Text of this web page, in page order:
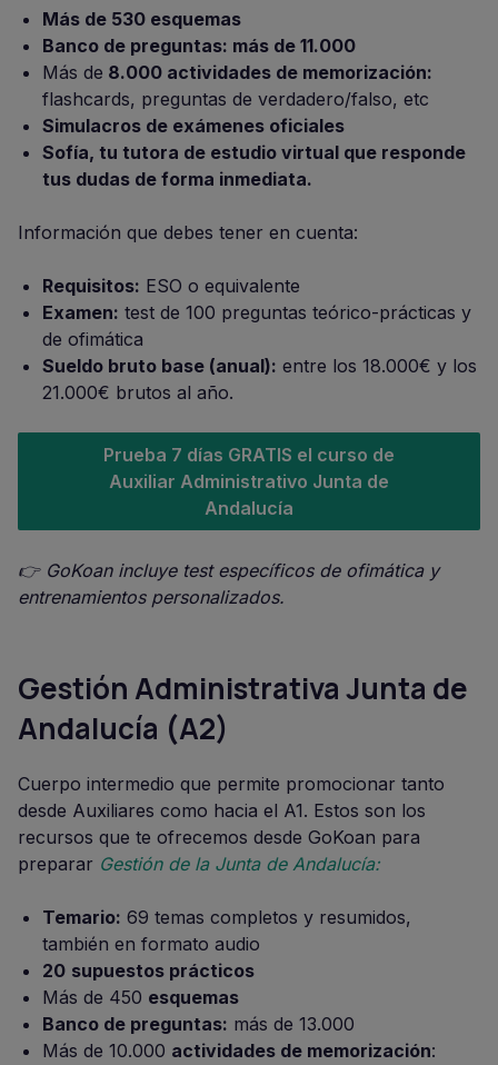
Más de 530 esquemas
Banco de preguntas: más de 11.000
Más de 8.000 actividades de memorización:
flashcards, preguntas de verdadero/falso, etc
Simulacros de exámenes oficiales
Sofía, tu tutora de estudio virtual que responde
tus dudas de forma inmediata.
Información que debes tener en cuenta:
Requisitos: ESO o equivalente
Examen: test de 100 preguntas teórico-prácticas y
de ofimática
Sueldo bruto base (anual): entre los 18.000€ y los
21.000€ brutos al año.
Prueba 7 días GRATIS el curso de
Auxiliar Administrativo Junta de
Andalucía
👉 GoKoan incluye test específicos de ofimática y
entrenamientos personalizados.
Gestión Administrativa Junta de
Andalucía (A2)
Cuerpo intermedio que permite promocionar tanto
desde Auxiliares como hacia el A1. Estos son los
recursos que te ofrecemos desde GoKoan para
preparar Gestión de la Junta de Andalucía:
Temario: 69 temas completos y resumidos,
también en formato audio
20 supuestos prácticos
Más de 450 esquemas
Banco de preguntas: más de 13.000
Más de 10.000 actividades de memorización: